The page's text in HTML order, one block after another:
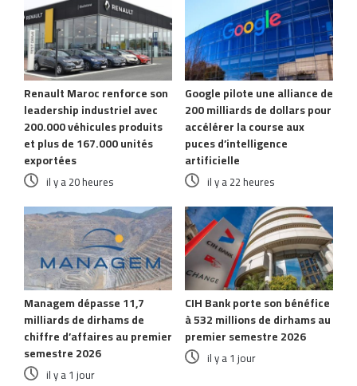
Renault Maroc renforce son
leadership industriel avec
200.000 véhicules produits
et plus de 167.000 unités
exportées
il y a 20 heures
Google pilote une alliance de
200 milliards de dollars pour
accélérer la course aux
puces d’intelligence
artificielle
il y a 22 heures
Managem dépasse 11,7
milliards de dirhams de
chiffre d’affaires au premier
semestre 2026
il y a 1 jour
CIH Bank porte son bénéfice
à 532 millions de dirhams au
premier semestre 2026
il y a 1 jour